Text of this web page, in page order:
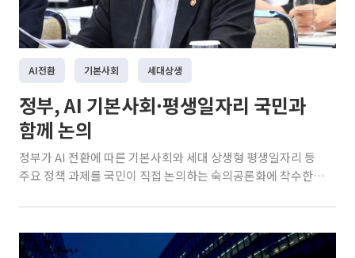
AI전환 기본사회 세대상생
정부, AI 기본사회·평생일자리 국민과
함께 논의
정부가 AI 전환에 따른 기본사회와 세대 상생형 평생일자리 등
주요 정책 과제를 국민이 직접 논의하는 숙의공론화에 착수한
과정에 반영될 예정이다. 국무조정실은 6일 정부의 공공정책 수
립·추진 과정에서 숙의와 참여에 기반한 사회적 대화를 통해 갈
등을 예방·완화하고 정책